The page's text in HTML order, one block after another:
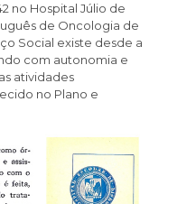
no Hospital Júlio de
de Oncologia de
Social existe desde a
com autonomia e
atividades
no Plano e